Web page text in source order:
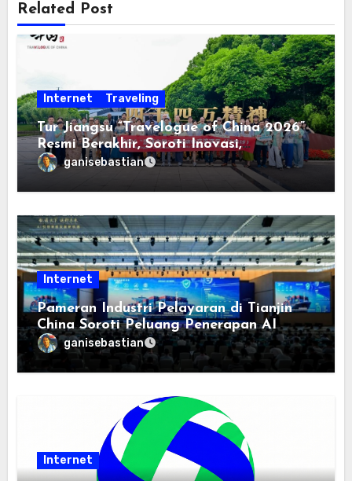
Related Post
Internet Traveling
Tur Jiangsu “Travelogue of China 2026”
Resmi Berakhir, Soroti Inovasi,
Keterbukaan, dan Pembangunan
Berorientasi pada Masyarakat
ganisebastian
Internet
Pameran Industri Pelayaran di Tianjin
China Soroti Peluang Penerapan AI
ganisebastian
Internet